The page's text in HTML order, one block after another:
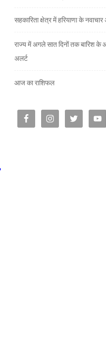
सहकारिता क्षेत्र में हरियाणा के
राज्य में अगले सात दिनों तक बारिश के
अलर्ट
आज का राशिफल